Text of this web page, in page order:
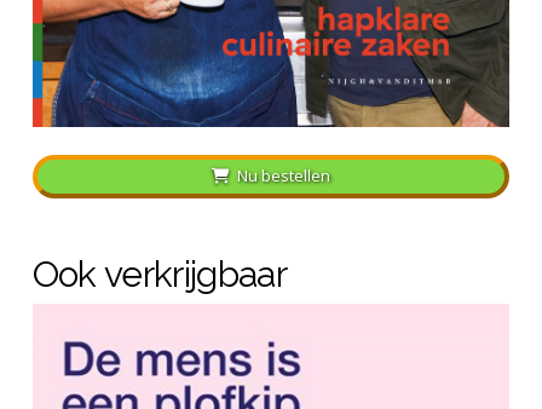
Nu bestellen
Ook verkrijgbaar